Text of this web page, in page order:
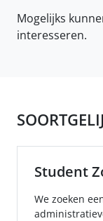
Mogelijks
interesseren.
Student
We zoeken